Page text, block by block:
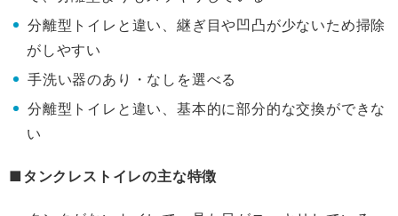
分離型トイレと違い、継ぎ目や凹凸が少ないため掃除
がしやすい
手洗い器のあり・なしを選べる
分離型トイレと違い、基本的に部分的な交換ができな
い
■タンクレストイレの主な特徴